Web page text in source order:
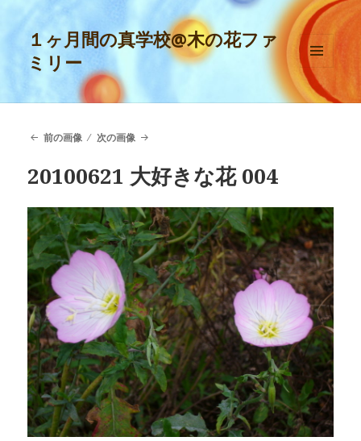
１ヶ月間の真学校@木の花ファ
ミリー
メニュ
ーとウ
ィジェ
前の画像
次の画像
20100621 大好きな花 004